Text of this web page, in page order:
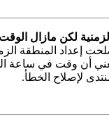
لكن مازال
إعداد المنطقة
أن وقت في ساعة
لإصلاح الخطأ.